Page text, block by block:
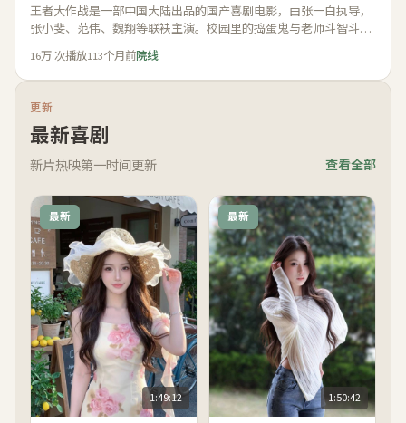
王者大作战是一部中国大陆出品的国产喜剧电影，由张一白执导，
张小斐、范伟、魏翔等联袂主演。校园里的捣蛋鬼与老师斗智斗
勇，青春热血里藏着最纯粹的感动。 影片于2017年登陆内地院线，
轻松幽默又贴近生活，适合国产喜剧电影在线观看时合家观赏。
16万次播放113个月前院线
更新
最新喜剧
新片热映第一时间更新 查看全部
最新
1:49:12
最新
1:50:42